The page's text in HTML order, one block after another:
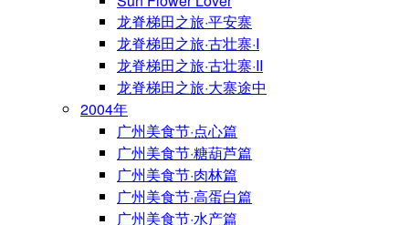
龙脊梯田之旅·平安寨
龙脊梯田之旅·古壮寨·I
龙脊梯田之旅·古壮寨·II
龙脊梯田之旅·大寨途中
2004年
广州美食节·点心篇
广州美食节·糖葫芦篇
广州美食节·肉林篇
广州美食节·高蛋白篇
广州美食节·水产篇